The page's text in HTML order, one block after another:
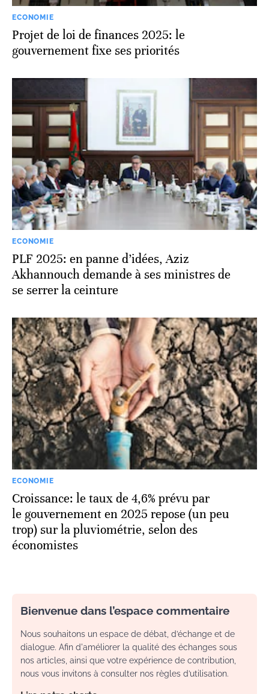
ECONOMIE
Projet de loi de finances 2025: le
gouvernement fixe ses priorités
ECONOMIE
PLF 2025: en panne d’idées, Aziz
Akhannouch demande à ses ministres de
se serrer la ceinture
ECONOMIE
Croissance: le taux de 4,6% prévu par
le gouvernement en 2025 repose (un peu
trop) sur la pluviométrie, selon des
économistes
Bienvenue dans l’espace commentaire
Nous souhaitons un espace de débat, d’échange et de
dialogue. Afin d'améliorer la qualité des échanges sous
nos articles, ainsi que votre expérience de contribution,
nous vous invitons à consulter nos règles d’utilisation.